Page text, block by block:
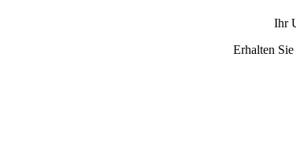
Ihr
Erhalten